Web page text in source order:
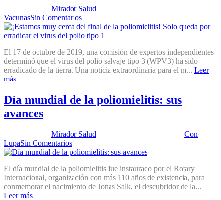
Mirador Salud
VacunasSin Comentarios
El 17 de octubre de 2019, una comisión de expertos independientes
determinó que el virus del polio salvaje tipo 3 (WPV3) ha sido
erradicado de la tierra. Una noticia extraordinaria para el m... Leer
más
Día mundial de la poliomielitis: sus
avances
Mirador Salud
Con
LupaSin Comentarios
El día mundial de la poliomielitis fue instaurado por el Rotary
Internacional, organización con más 110 años de existencia, para
conmemorar el nacimiento de Jonas Salk, el descubridor de la...
Leer más